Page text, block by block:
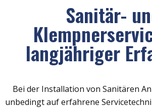
Sanitär-
langjähriger
Bei der Installation von Sanitären
unbedingt auf erfahrene